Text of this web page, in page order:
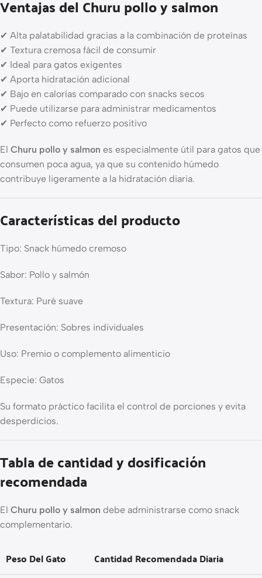
Ventajas del Churu pollo y salmon
✔ Alta palatabilidad gracias a la combinación de proteínas
✔ Textura cremosa fácil de consumir
✔ Ideal para gatos exigentes
✔ Aporta hidratación adicional
✔ Bajo en calorías comparado con snacks secos
✔ Puede utilizarse para administrar medicamentos
✔ Perfecto como refuerzo positivo
El Churu pollo y salmon es especialmente útil para gatos que
consumen poca agua, ya que su contenido húmedo
contribuye ligeramente a la hidratación diaria.
Características del producto
Tipo: Snack húmedo cremoso
Sabor: Pollo y salmón
Textura: Puré suave
Presentación: Sobres individuales
Uso: Premio o complemento alimenticio
Especie: Gatos
Su formato práctico facilita el control de porciones y evita
desperdicios.
Tabla de cantidad y dosificación
recomendada
El Churu pollo y salmon debe administrarse como snack
complementario.
Peso Del Gato Cantidad Recomendada Diaria